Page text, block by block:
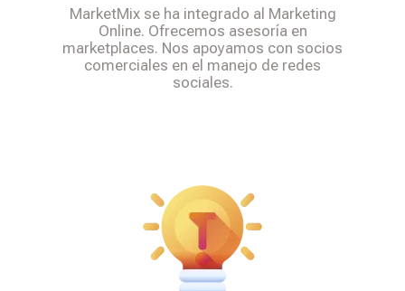
MarketMix se ha integrado al Marketing
Online. Ofrecemos asesoría en
marketplaces. Nos apoyamos con socios
comerciales en el manejo de redes
sociales.